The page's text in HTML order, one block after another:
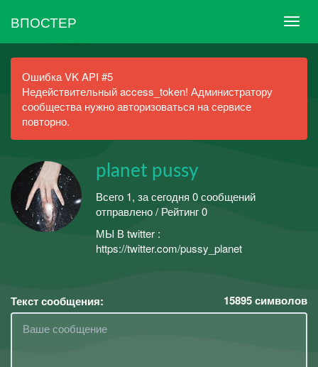
ВПОСТЕР
Ошибка VK API #5
Недействительный access_token! Администратору
сообщества нужно авторизоваться на сервисе
повторно.
planet pussy
Всего 1, за сегодня 0 сообщений
отправлено / Рейтинг 0
МЫ В twitter :
https://twitter.com/pussy_planet
Текст сообщения: 15895символов